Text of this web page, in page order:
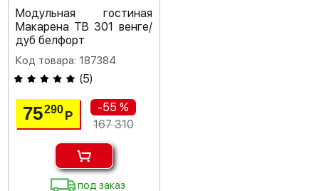
Модульная гостиная
Макарена ТВ 301 венге/
дуб белфорт
Код товара: 187384
(5)
75290Р
-55 %
167 310
под заказ